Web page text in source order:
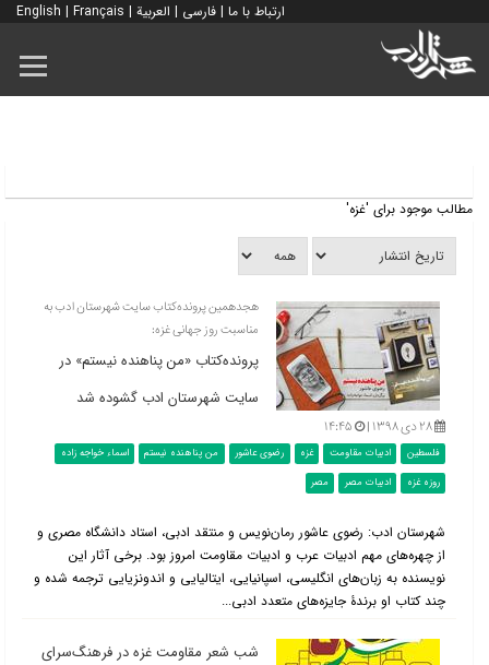
ارتباط با ما | فارسی | العربية |
English | Français
مطالب موجود برای 'غزه'
هجدهمین پرونده‌کتاب سایت شهرستان ادب به
مناسبت روز جهانی غزه:
پرونده‌کتاب «من پناهنده نیستم» در
سایت شهرستان ادب گشوده شد
۲۸ دی ۱۳۹۸ | ۱۴:۴۵
فلسطین ادبیات مقاومت غزه رضوی عاشور من پناهنده نیستم
اسماء خواجه زاده
روزه غزه
ادبیات مصر مصر
شهرستان ادب: رضوی عاشور رمان‌نویس و منتقد ادبی، استاد دانشگاه مصری و
از چهره‌های مهم ادبیات عرب و ادبیات مقاومت امروز بود. برخی آثار این
نویسنده به زبان‌های انگلیسی، اسپانیایی، ایتالیایی و اندونزیایی ترجمه شده و
چند کتاب او برندۀ جایزه‌های متعدد ادبی...
شب شعر مقاومت غزه در فرهنگ‌سرای